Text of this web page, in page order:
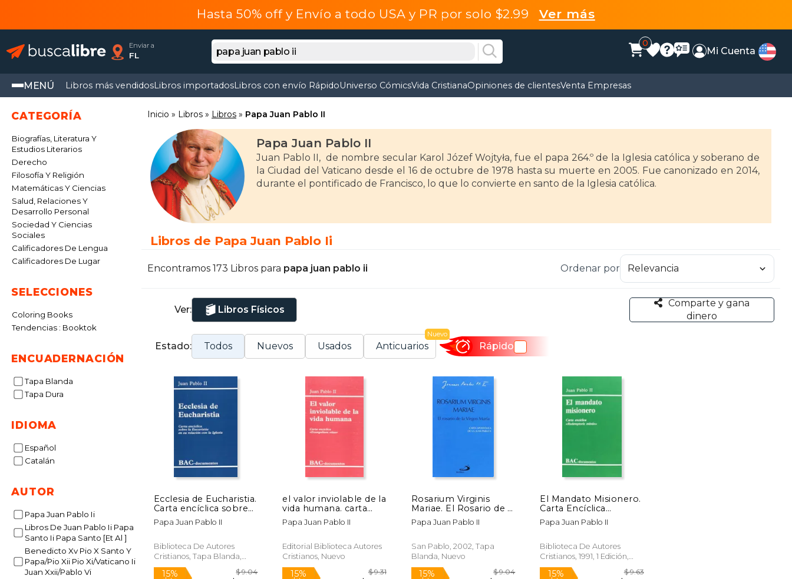
Hasta 50% off y Envío a todo USA y PR por solo $2.99 Ver más
Enviar a
FL
0
Mi Cuenta
MENÚ Libros más vendidosLibros importadosLibros con envío RápidoUniverso CómicsVida CristianaOpiniones de clientesVenta Empresas
CATEGORÍA
Biografías, Literatura Y
Estudios Literarios
Derecho
Filosofía Y Religión
Matemáticas Y Ciencias
Salud, Relaciones Y
Desarrollo Personal
Sociedad Y Ciencias
Sociales
Calificadores De Lengua
Calificadores De Lugar
SELECCIONES
Coloring Books
Tendencias : Booktok
ENCUADERNACIÓN
Tapa Blanda
Tapa Dura
IDIOMA
Español
Catalán
AUTOR
Papa Juan Pablo Ii
Libros De Juan Pablo Ii Papa
Santo Ii Papa Santo [Et Al ]
Benedicto Xv Pio X Santo Y
Papa/Pio Xii Pio Xi/Vaticano Ii
Juan Xxii/Pablo Vi
Inicio Libros Libros Papa Juan Pablo II
Papa Juan Pablo II
Juan Pablo II, ​ de nombre secular Karol Józef Wojtyła​, fue el papa 264.º de la Iglesia católica y soberano de
la Ciudad del Vaticano desde el 16 de octubre de 1978 hasta su muerte en 2005.​ Fue canonizado en 2014,
durante el pontificado de Francisco, lo que lo convierte en santo de la Iglesia católica.
Libros de Papa Juan Pablo Ii
Encontramos 173 Libros para papa juan pablo ii Ordenar por
Ver: Libros Físicos
Comparte y gana
dinero
Estado: Todos Nuevos Usados Anticuarios
Nuevo
Rápido
Ecclesia de Eucharistia.
Carta encíclica sobre
la Eucaristía en su
relación con la Iglesia
Papa Juan Pablo II
Biblioteca De Autores
Cristianos, Tapa Blanda,
Nuevo
el valor inviolable de la
vida humana. carta
encíclica 'evangelium
vitae'
Papa Juan Pablo II
Editorial Biblioteca Autores
Cristianos, Nuevo
Rosarium Virginis
Mariae. El Rosario de la
Virgen María: Carta
Apostólica de Juan
Documentos)
Papa Juan Pablo II
San Pablo, 2002, Tapa
Blanda, Nuevo
El Mandato Misionero.
Carta Encíclica
"Redemptoris Missio"
(Documentos)
Papa Juan Pablo II
Biblioteca De Autores
Cristianos, 1991, 1 Edición,
Tapa Blanda, Nuevo